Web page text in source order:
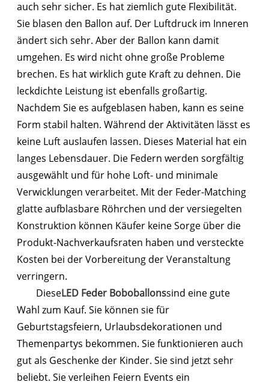
auch sehr sicher. Es hat ziemlich gute Flexibilität.
Sie blasen den Ballon auf. Der Luftdruck im Inneren
ändert sich sehr. Aber der Ballon kann damit
umgehen. Es wird nicht ohne große Probleme
brechen. Es hat wirklich gute Kraft zu dehnen. Die
leckdichte Leistung ist ebenfalls großartig.
Nachdem Sie es aufgeblasen haben, kann es seine
Form stabil halten. Während der Aktivitäten lässt es
keine Luft auslaufen lassen. Dieses Material hat ein
langes Lebensdauer. Die Federn werden sorgfältig
ausgewählt und für hohe Loft- und minimale
Verwicklungen verarbeitet. Mit der Feder-Matching
glatte aufblasbare Röhrchen und der versiegelten
Konstruktion können Käufer keine Sorge über die
Produkt-Nachverkaufsraten haben und versteckte
Kosten bei der Vorbereitung der Veranstaltung
verringern.
DieseLED Feder Boboballonssind eine gute
Wahl zum Kauf. Sie können sie für
Geburtstagsfeiern, Urlaubsdekorationen und
Themenpartys bekommen. Sie funktionieren auch
gut als Geschenke der Kinder. Sie sind jetzt sehr
beliebt. Sie verleihen Feiern Events ein